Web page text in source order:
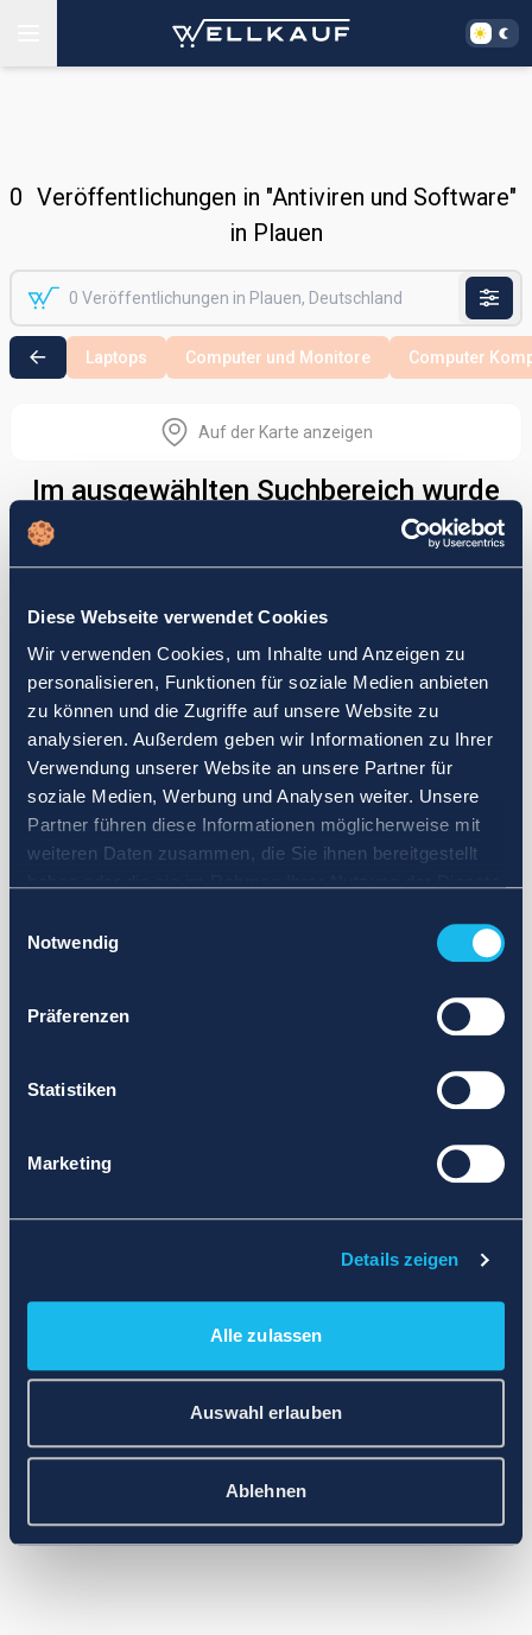
Diese Webseite verwendet Cookies
Wir verwenden Cookies, um Inhalte und Anzeigen zu
personalisieren, Funktionen für soziale Medien anbieten
zu können und die Zugriffe auf unsere Website zu
analysieren. Außerdem geben wir Informationen zu Ihrer
Verwendung unserer Website an unsere Partner für
soziale Medien, Werbung und Analysen weiter. Unsere
Partner führen diese Informationen möglicherweise mit
weiteren Daten zusammen, die Sie ihnen bereitgestellt
Notwendig
Präferenzen
Statistiken
Marketing
Details zeigen
Alle zulassen
Auswahl erlauben
Ablehnen
0 Veröffentlichungen in "Antiviren und Software"
in Plauen
Laptops Computer und Monitore Computer
Auf der Karte anzeigen
Im ausgewählten Suchbereich wurde
Abfrage neu oder legen Sie weniger strenge Grenzen fest.
wenn Anzeigen verfügbar sind.